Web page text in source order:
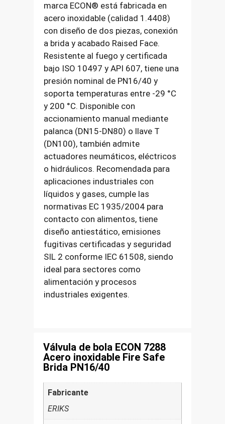
marca ECON® está fabricada en
acero inoxidable (calidad 1.4408)
con diseño de dos piezas, conexión
a brida y acabado Raised Face.
Resistente al fuego y certificada
bajo ISO 10497 y API 607, tiene una
presión nominal de PN16/40 y
soporta temperaturas entre -29 °C
y 200 °C. Disponible con
accionamiento manual mediante
palanca (DN15-DN80) o llave T
(DN100), también admite
actuadores neumáticos, eléctricos
o hidráulicos. Recomendada para
aplicaciones industriales con
líquidos y gases, cumple las
normativas EC 1935/2004 para
contacto con alimentos, tiene
diseño antiestático, emisiones
fugitivas certificadas y seguridad
SIL 2 conforme IEC 61508, siendo
ideal para sectores como
alimentación y procesos
industriales exigentes.
Válvula de bola ECON 7288
Acero inoxidable Fire Safe
Brida PN16/40
Fabricante
ERIKS